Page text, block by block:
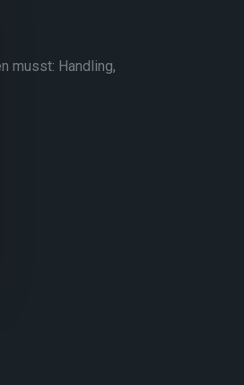
musst: Handling,